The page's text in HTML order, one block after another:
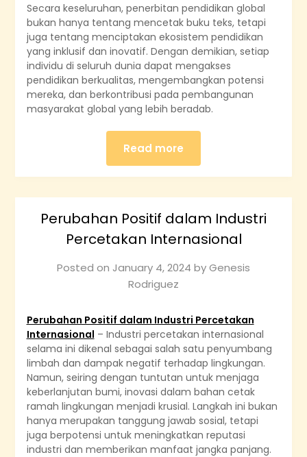
Secara keseluruhan, penerbitan pendidikan global
bukan hanya tentang mencetak buku teks, tetapi
juga tentang menciptakan ekosistem pendidikan
yang inklusif dan inovatif. Dengan demikian, setiap
individu di seluruh dunia dapat mengakses
pendidikan berkualitas, mengembangkan potensi
mereka, dan berkontribusi pada pembangunan
masyarakat global yang lebih beradab.
Read more
Perubahan Positif dalam Industri
Percetakan Internasional
Posted on January 4, 2024 byGenesis
Rodriguez
Perubahan Positif dalam Industri Percetakan
Internasional – Industri percetakan internasional
selama ini dikenal sebagai salah satu penyumbang
limbah dan dampak negatif terhadap lingkungan.
Namun, seiring dengan tuntutan untuk menjaga
keberlanjutan bumi, inovasi dalam bahan cetak
ramah lingkungan menjadi krusial. Langkah ini bukan
hanya merupakan tanggung jawab sosial, tetapi
juga berpotensi untuk meningkatkan reputasi
industri dan memberikan manfaat jangka panjang.